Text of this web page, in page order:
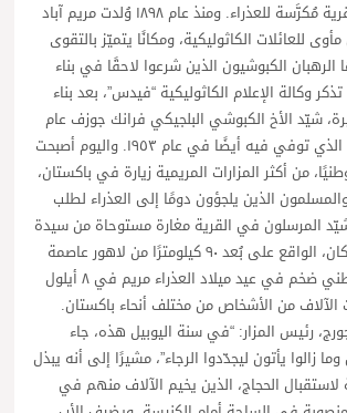
الفرنسيسكان بناء قرية مُكرَّسة للعذراء. ومنذ عام ١٨٩٨ وُلدت مريم آباد
للعائلات الكاثوليكية، ومكانًا يتميّز بالتقوى
الرهبان الكبوشيون الذين شرعوا لاحقًا في بناء
وكالة الإعلام الكاثوليكية “فيدس”، بعد بناء
شيّد الأخ الكبوشي البلجيكي فرانك جوزف عام
١٩٤٨ مزار مريم آباد، الذي توفي فيه أيضًا في عام ١٩٥٣. واليوم أصبحت
من أكثر المزارات المريمية زيارة في باكستان،
الذين يلجؤون دومًا إلى العذراء لطلب
المرسلون في القرية مغارة مستوحاة من سيدة
لورد. وفي هذا المكان، الواقع على بُعد ٩٠ كيلومترًا من لاهور عاصمة
البنجاب، يُقام حج وطني ضخم في عيد ميلاد العذراء مريم في ٨ أيلول
الآلاف من الأشخاص من مختلف أنحاء باكستان.
رئيس المزار: “في سنة اليوبيل هذه، جاء
زالوا يأتون ليجدّدوا الرجاء”، مشيرًا إلى أنه يبذل
الحجاج، الذين يخيم الآلاف منهم في